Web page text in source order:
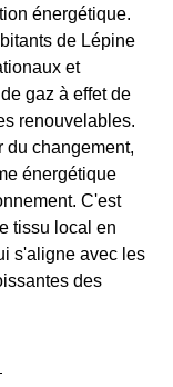
énergétique.
de Lépine
et
gaz à effet de
renouvelables.
du changement,
énergétique
C'est
tissu local en
s'aligne avec les
des